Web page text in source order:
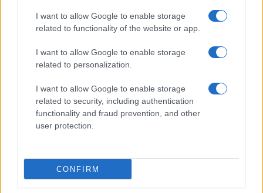
I want to allow Google to enable storage
related to functionality of the website or app.
I want to allow Google to enable storage
related to personalization.
I want to allow Google to enable storage
related to security, including authentication
functionality and fraud prevention, and other
user protection.
CONFIRM
Scopri Rocca San Giovanni, il borgo abruzzese tra